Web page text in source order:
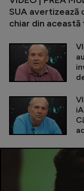
SUA avertizează
chiar din această